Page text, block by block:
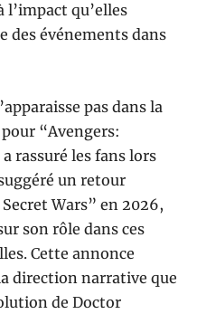
l’impact qu’elles
des événements dans
pas dans la
“Avengers:
rassuré les fans lors
un retour
Wars” en 2026,
son rôle dans ces
Cette annonce
direction narrative que
de Doctor